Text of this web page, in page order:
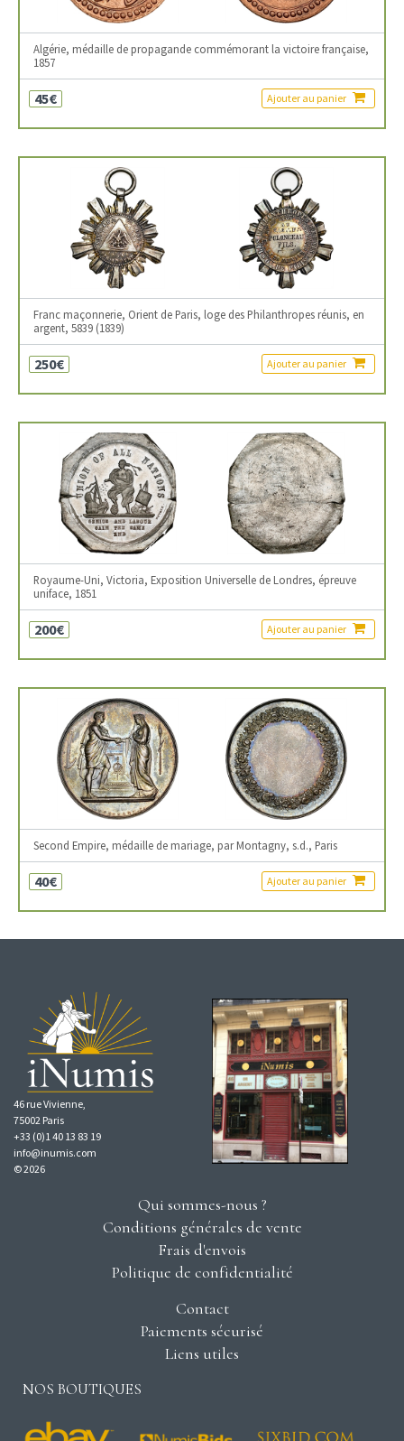
Algérie, médaille de propagande commémorant la victoire française,
1857
45€ Ajouter au panier
Franc maçonnerie, Orient de Paris, loge des Philanthropes réunis, en
argent, 5839 (1839)
250€ Ajouter au panier
Royaume-Uni, Victoria, Exposition Universelle de Londres, épreuve
uniface, 1851
200€ Ajouter au panier
Second Empire, médaille de mariage, par Montagny, s.d., Paris
40€ Ajouter au panier
46 rue Vivienne,
75002 Paris
+33 (0)1 40 13 83 19
info@inumis.com
© 2026
Qui sommes-nous ?
Conditions générales de vente
Frais d'envois
Politique de confidentialité
Contact
Paiements sécurisé
Liens utiles
NOS BOUTIQUES